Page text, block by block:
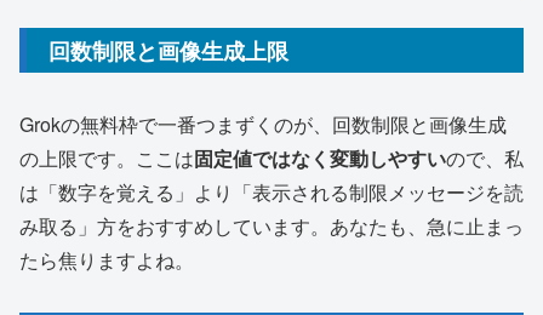
回数制限と画像生成上限
Grokの無料枠で一番つまずくのが、回数制限と画像生成
の上限です。ここは固定値ではなく変動しやすいので、私
は「数字を覚える」より「表示される制限メッセージを読
み取る」方をおすすめしています。あなたも、急に止まっ
たら焦りますよね。